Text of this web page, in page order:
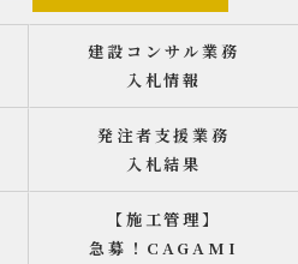
建設コンサル業務
入札情報
発注者支援業務
入札結果
【施工管理】
急募！CAGAMI